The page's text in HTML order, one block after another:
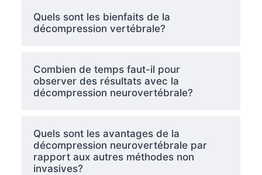
Quels sont les bienfaits de la
décompression vertébrale?
Combien de temps faut-il pour
observer des résultats avec la
décompression neurovertébrale?
Quels sont les avantages de la
décompression neurovertébrale par
rapport aux autres méthodes non
invasives?